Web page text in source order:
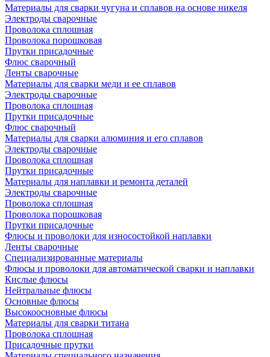
Материалы для сварки чугуна и сплавов на основе никеля
Электроды сварочные
Проволока сплошная
Проволока порошковая
Прутки присадочные
Флюс сварочный
Ленты сварочные
Материалы для сварки меди и ее сплавов
Электроды сварочные
Проволока сплошная
Прутки присадочные
Флюс сварочный
Материалы для сварки алюминия и его сплавов
Электроды сварочные
Проволока сплошная
Прутки присадочные
Материалы для наплавки и ремонта деталей
Электроды сварочные
Проволока сплошная
Проволока порошковая
Прутки присадочные
Флюсы и проволоки для износостойкой наплавки
Ленты сварочные
Специализированные материалы
Флюсы и проволоки для автоматической сварки и наплавки
Кислые флюсы
Нейтральные флюсы
Основные флюсы
Высокоосновные флюсы
Материалы для сварки титана
Проволока сплошная
Присадочные прутки